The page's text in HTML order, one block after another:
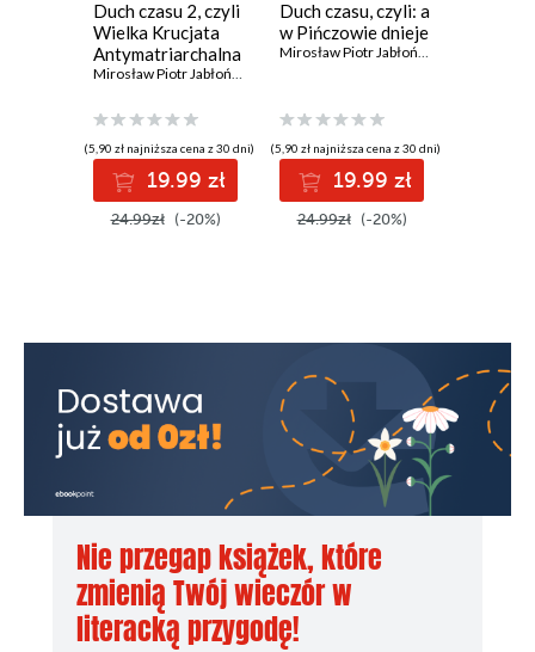
Duch czasu 2, czyli
Wielka Krucjata
Antymatriarchalna
Mirosław Piotr Jabłoński
(5,90 zł najniższa cena z 30 dni)
19.99 zł
24.99zł (-20%)
Duch czasu, czyli: a
w Pińczowie dnieje
Mirosław Piotr Jabłoński
(5,90 zł najniższa cena z 30 dni)
19.99 zł
24.99zł (-20%)
Nie przegap książek, które
zmienią Twój wieczór w
literacką przygodę!